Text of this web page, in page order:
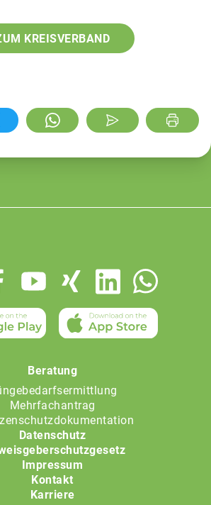
KREISVERBAND
Beratung
Mehrfachantrag
Datenschutz
Impressum
Kontakt
Karriere